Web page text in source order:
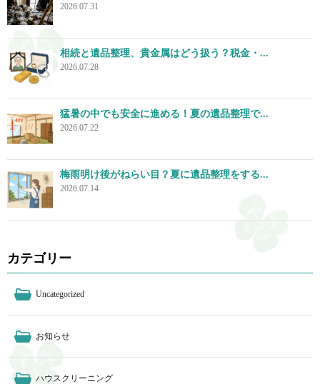
2026.07.31
相続と遺品整理、貴金属はどう扱う？税金・...
2026.07.28
猛暑の中でも安全に進める！夏の遺品整理で...
2026.07.22
梅雨明け後がねらい目？夏に遺品整理をする...
2026.07.14
カテゴリー
Uncategorized
お知らせ
ハウスクリーニング